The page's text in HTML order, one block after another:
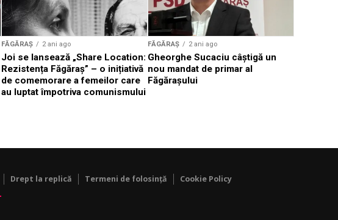
FĂGĂRAȘ 2 ani ago
Joi se lansează „Share Location:
Rezistența Făgăraș” – o inițiativă
de comemorare a femeilor care
au luptat împotriva comunismului
FĂGĂRAȘ 2 ani ago
Gheorghe Sucaciu câștigă un
nou mandat de primar al
Făgărașului
Drept la replică Termeni de folosință Cookie Policy